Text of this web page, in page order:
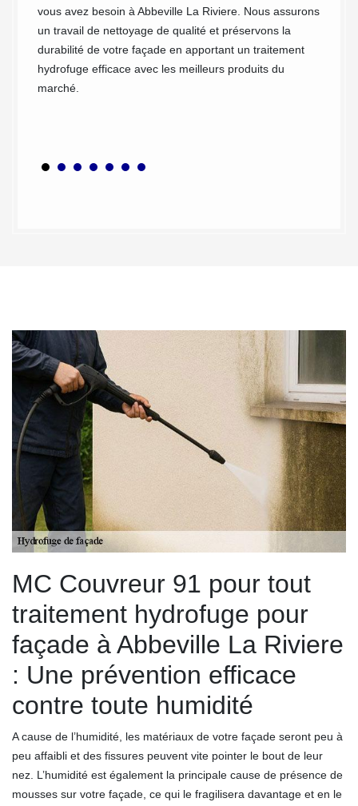
vous avez besoin à Abbeville La Riviere. Nous assurons
un travail de nettoyage de qualité et préservons la
durabilité de votre façade en apportant un traitement
hydrofuge efficace avec les meilleurs produits du
marché.
MC Couvreur 91 pour tout
traitement hydrofuge pour
façade à Abbeville La Riviere
: Une prévention efficace
contre toute humidité
A cause de l’humidité, les matériaux de votre façade seront peu à
peu affaibli et des fissures peuvent vite pointer le bout de leur
nez. L’humidité est également la principale cause de présence de
mousses sur votre façade, ce qui le fragilisera davantage et en le